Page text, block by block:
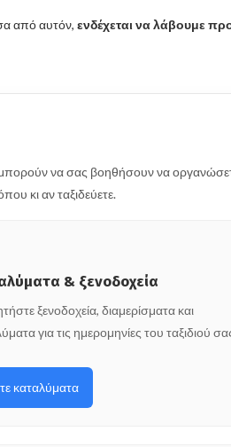
από αυτόν, ενδέχεται να λάβουμε
μπορούν να σας βοηθήσουν να
κι αν ταξιδεύετε.
& ξενοδοχεία
ξενοδοχεία, διαμερίσματα και
για τις ημερομηνίες του ταξιδιού
καταλύματα